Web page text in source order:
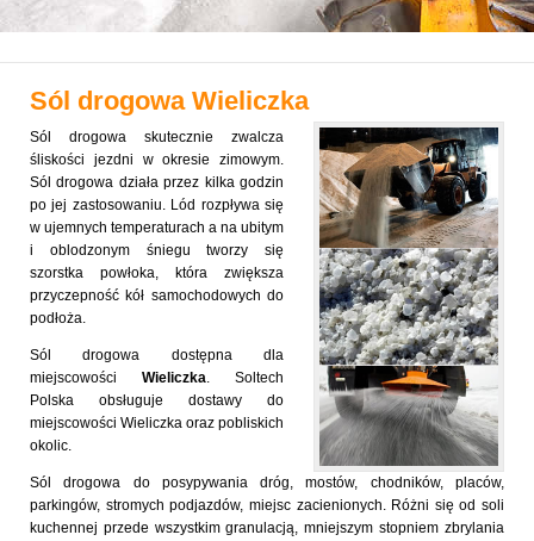
Sól drogowa Wieliczka
Sól drogowa skutecznie zwalcza
śliskości jezdni w okresie zimowym.
Sól drogowa działa przez kilka godzin
po jej zastosowaniu. Lód rozpływa się
w ujemnych temperaturach a na ubitym
i oblodzonym śniegu tworzy się
szorstka powłoka, która zwiększa
przyczepność kół samochodowych do
podłoża.
Sól drogowa dostępna dla
miejscowości Wieliczka. Soltech
Polska obsługuje dostawy do
miejscowości Wieliczka oraz pobliskich
okolic.
Sól drogowa do posypywania dróg, mostów, chodników, placów,
parkingów, stromych podjazdów, miejsc zacienionych. Różni się od soli
kuchennej przede wszystkim granulacją, mniejszym stopniem zbrylania